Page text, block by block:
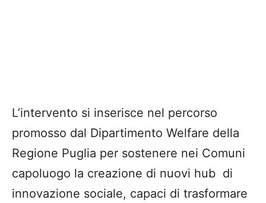
L’intervento si inserisce nel percorso
promosso dal Dipartimento Welfare della
Regione Puglia per sostenere nei Comuni
capoluogo la creazione di nuovi hub di
innovazione sociale, capaci di trasformare